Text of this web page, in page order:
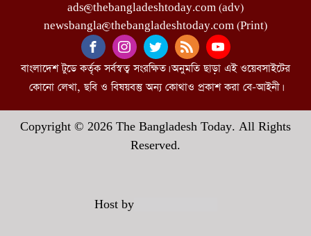
ads@thebangladeshtoday.com (adv)
newsbangla@thebangladeshtoday.com (Print)
বাংলাদেশ টুডে কর্তৃক সর্বস্বত্ব সংরক্ষিত। অনুমতি ছাড়া এই ওয়েবসাইটের
কোনো লেখা, ছবি ও বিষয়বস্তু অন্য কোথাও প্রকাশ করা বে-আইনী।
Copyright © 2026 The Bangladesh Today. All Rights
Reserved.
Host by